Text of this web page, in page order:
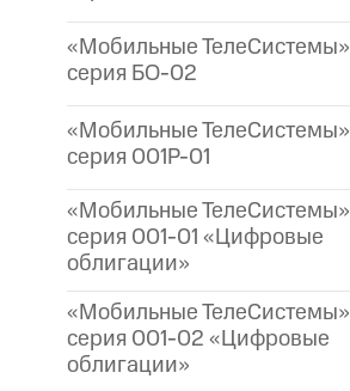
«Мобильные ТелеСистемы»
серия БО-02
«Мобильные ТелеСистемы»
серия 001P-01
«Мобильные ТелеСистемы»
серия 001-01 «Цифровые
облигации»
«Мобильные ТелеСистемы»
серия 001-02 «Цифровые
облигации»